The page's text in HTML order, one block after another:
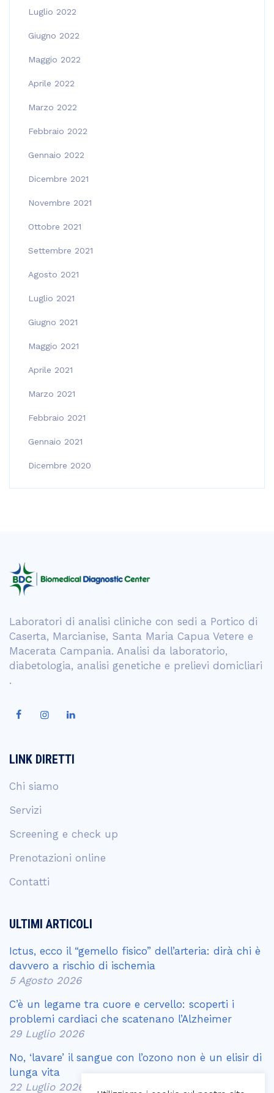
Luglio 2022
Giugno 2022
Maggio 2022
Aprile 2022
Marzo 2022
Febbraio 2022
Gennaio 2022
Dicembre 2021
Novembre 2021
Ottobre 2021
Settembre 2021
Agosto 2021
Luglio 2021
Giugno 2021
Maggio 2021
Aprile 2021
Marzo 2021
Febbraio 2021
Gennaio 2021
Dicembre 2020
Laboratori di analisi cliniche con sedi a Portico di
Caserta, Marcianise, Santa Maria Capua Vetere e
Macerata Campania. Analisi da laboratorio,
diabetologia, analisi genetiche e prelievi domicliari
.
LINK DIRETTI
Chi siamo
Servizi
Screening e check up
Prenotazioni online
Contatti
ULTIMI ARTICOLI
Ictus, ecco il “gemello fisico” dell’arteria: dirà chi è
davvero a rischio di ischemia
5 Agosto 2026
C’è un legame tra cuore e cervello: scoperti i
problemi cardiaci che scatenano l’Alzheimer
29 Luglio 2026
No, ‘lavare’ il sangue con l’ozono non è un elisir di
lunga vita
22 Luglio 2026